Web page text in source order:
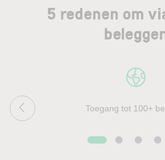
5 redenen om
Toegang tot 100+